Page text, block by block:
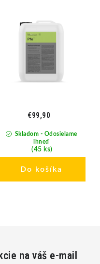
Skladom - Odosielame
ihneď
(45 ks)
€99,90
Do košíka
na váš e-mail